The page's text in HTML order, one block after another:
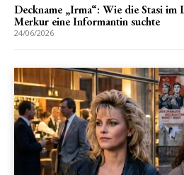
Deckname „Irma“: Wie die Stasi
Merkur eine Informantin suchte
24/06/2026